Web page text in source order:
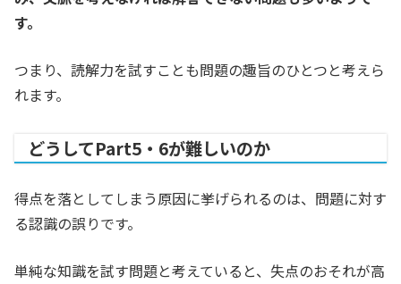
す。
つまり、読解力を試すことも問題の趣旨のひとつと考えら
れます。
どうしてPart5・6が難しいのか
得点を落としてしまう原因に挙げられるのは、問題に対す
る認識の誤りです。
単純な知識を試す問題と考えていると、失点のおそれが高